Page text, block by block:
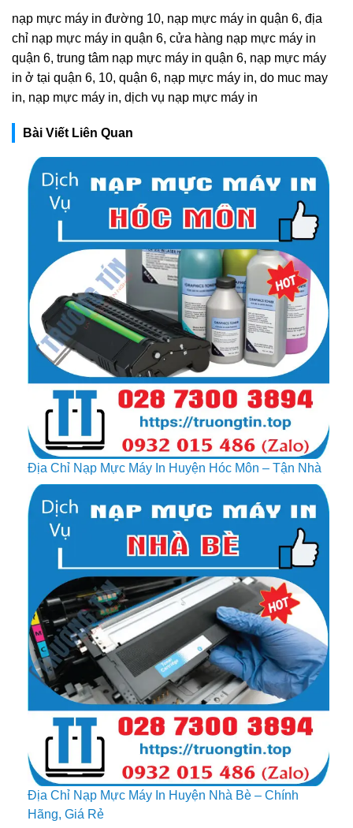
nạp mực máy in đường 10, nạp mực máy in quận 6, địa
chỉ nạp mực máy in quận 6, cửa hàng nạp mực máy in
quận 6, trung tâm nạp mực máy in quận 6, nạp mực máy
in ở tại quận 6, 10, quận 6, nạp mực máy in, do muc may
in, nạp mực máy in, dịch vụ nạp mực máy in
Bài Viết Liên Quan
Địa Chỉ Nạp Mực Máy In Huyện Hóc Môn – Tận Nhà
Địa Chỉ Nạp Mực Máy In Huyện Nhà Bè – Chính
Hãng, Giá Rẻ